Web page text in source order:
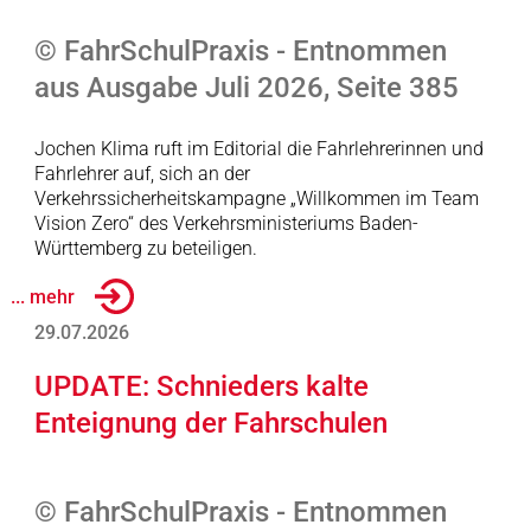
© FahrSchulPraxis - Entnommen
aus Ausgabe Juli 2026, Seite 385
Jochen Klima ruft im Editorial die Fahrlehrerinnen und
Fahrlehrer auf, sich an der
Verkehrssicherheitskampagne „Willkommen im Team
Vision Zero“ des Verkehrsministeriums Baden-
Württemberg zu beteiligen.
... mehr
29.07.2026
UPDATE: Schnieders kalte
Enteignung der Fahrschulen
© FahrSchulPraxis - Entnommen